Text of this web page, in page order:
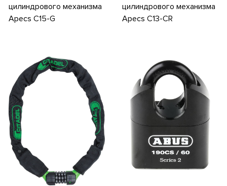
цилиндрового механизма
Apecs C15-G
цилиндрового механизма
Apecs C13-CR